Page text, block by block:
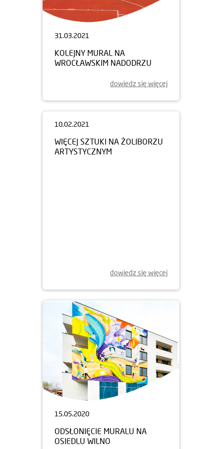
31.03.2021
KOLEJNY MURAL NA
WROCŁAWSKIM NADODRZU
dowiedz się więcej
10.02.2021
WIĘCEJ SZTUKI NA ŻOLIBORZU
ARTYSTYCZNYM
dowiedz się więcej
15.05.2020
ODSŁONIĘCIE MURALU NA
OSIEDLU WILNO